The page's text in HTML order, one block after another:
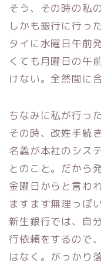
そう、その時の私
しかも銀行に行っ
タイに水曜日午前
くても月曜日の午
けない。 全然間に
ちなみに私が行っ
その時、改姓手続
名義が本社のシス
とのこと。 だから
金曜日からと言われ
ますます無理っぽい
新生銀行では、 自
行依頼をするので、
はなく。がっかり